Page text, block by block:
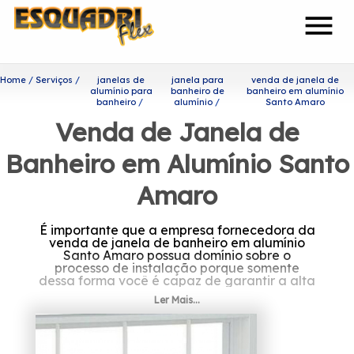
menu
Home Serviços
janelas de
alumínio para
banheiro
janela para
banheiro de
alumínio
venda de janela de
banheiro em alumínio
Santo Amaro
Venda de Janela de
Banheiro em Alumínio Santo
Amaro
É importante que a empresa fornecedora da
venda de janela de banheiro em alumínio
Santo Amaro possua domínio sobre o
processo de instalação porque somente
dessa forma você é capaz de garantir a alta
durabilidade que o produto oferece.
Onde encontrar venda de
Ler Mais...